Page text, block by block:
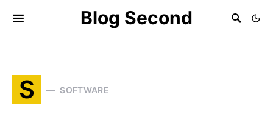
Blog Second
S SOFTWARE